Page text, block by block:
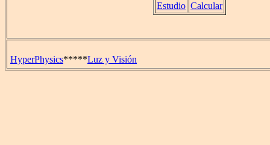
Estudio Calcular
HyperPhysics*****Luz y Visión